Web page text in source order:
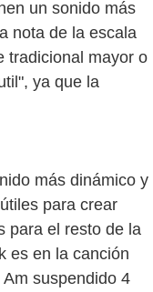
un sonido más
nota de la escala
tradicional mayor o
ya que la
más dinámico y
para crear
para el resto de la
es en la canción
suspendido 4